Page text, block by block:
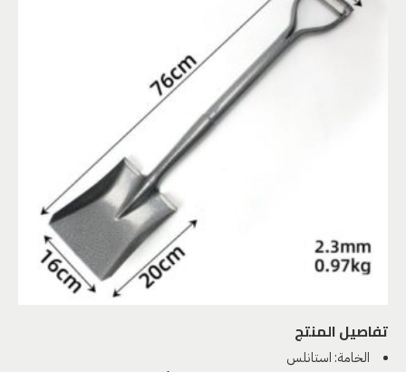
تفاصيل المنتج
الخامة: استانلس